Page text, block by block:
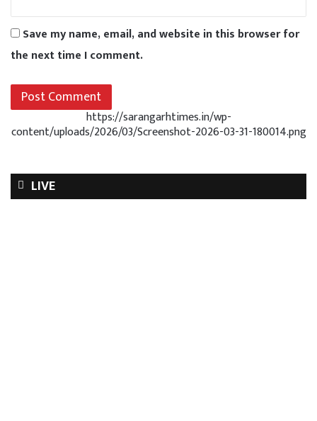
Save my name, email, and website in this browser for
the next time I comment.
https://sarangarhtimes.in/wp-
content/uploads/2026/03/Screenshot-2026-03-31-180014.png
LIVE